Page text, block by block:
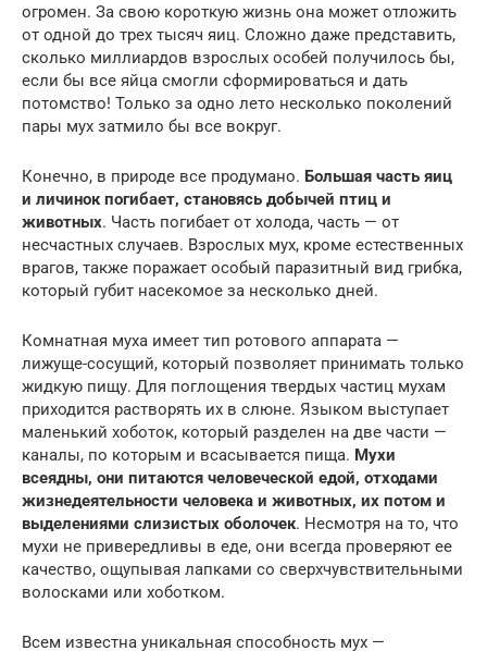
огромен. За свою короткую жизнь она может отложить
от одной до трех тысяч яиц. Сложно даже представить,
сколько миллиардов взрослых особей получилось бы,
если бы все яйца смогли сформироваться и дать
потомство! Только за одно лето несколько поколений
пары мух затмило бы все вокруг.
Конечно, в природе все продумано. Большая часть яиц
и личинок погибает, становясь добычей птиц и
животных. Часть погибает от холода, часть — от
несчастных случаев. Взрослых мух, кроме естественных
врагов, также поражает особый паразитный вид грибка,
который губит насекомое за несколько дней.
Комнатная муха имеет тип ротового аппарата —
лижуще-сосущий, который позволяет принимать только
жидкую пищу. Для поглощения твердых частиц мухам
приходится растворять их в слюне. Языком выступает
маленький хоботок, который разделен на две части —
каналы, по которым и всасывается пища. Мухи
всеядны, они питаются человеческой едой, отходами
жизнедеятельности человека и животных, их потом и
выделениями слизистых оболочек. Несмотря на то, что
мухи не привередливы в еде, они всегда проверяют ее
качество, ощупывая лапками со сверхчувствительными
волосками или хоботком.
Всем известна уникальная способность мух —